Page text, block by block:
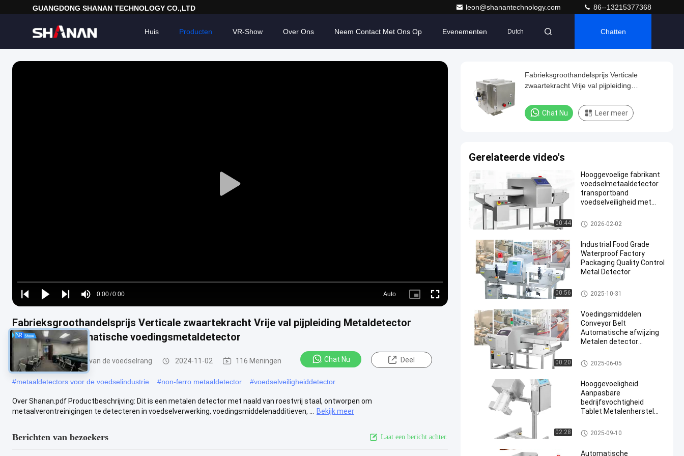
GUANGDONG SHANAN TECHNOLOGY CO.,LTD leon@shanantechnology.com 86--13215377368
Huis Producten VR-Show Over Ons Neem Contact Met Ons Op Evenementen Dutch Chatten
Play
Play
Play
Play
Mute
Time
0:00/0:00
Loaded:
0%
Auto
Picture- Fullscreen
Fabrieksgroothandelsprijs Verticale zwaartekracht Vrije val pijpleiding Metaldetector
Separator Automatische voedingsmetaldetector
het metaaldetector van de voedselrang 2024-11-02 116 Meningen Chat Nu Deel
#metaaldetectors voor de voedselindustrie #non-ferro metaaldetector #voedselveiligheiddetector
Over Shanan.pdf Productbeschrijving: Dit is een metalen detector met naald van roestvrij staal, ontworpen om
metaalverontreinigingen te detecteren in voedselverwerking, voedingsmiddelenadditieven, ...
Bekijk meer
Berichten van bezoekers Laat een bericht achter.
Fabrieksgroothandelsprijs Verticale
zwaartekracht Vrije val pijpleiding
voedingsmetaldetector
Chat Nu Leer meer
Gerelateerde video's
00:44
Hooggevoelige fabrikant
voedselmetaaldetector
transportband
voedselveiligheid met
Voedsel Metaaldetector
2026-02-02
00:56
Industrial Food Grade
Waterproof Factory
Packaging Quality Control
Metal Detector
Voedsel Metaaldetector
2025-10-31
00:20
Voedingsmiddelen
Conveyor Belt
Automatische afwijzing
Metalen detector
het metaaldetector van de voe
dselrang
2025-06-05
02:28
Hooggevoeligheid
Aanpasbare
bedrijfsvochtigheid
Tablet Metalenherstel
de separator van het tabletmet
aal
2025-09-10
Automatische